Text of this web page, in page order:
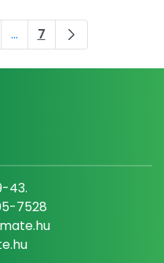
...Köztes oldalak
Oldal
7
43.
7528